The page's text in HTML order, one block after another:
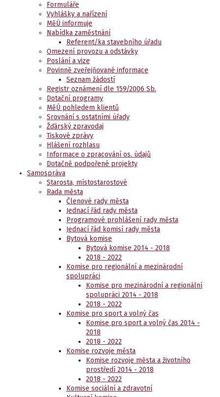
Formuláře
Vyhlášky a nařízení
MěÚ informuje
Nabídka zaměstnání
Referent/ka stavebního úřadu
Omezení provozu a odstávky
Poslání a vize
Povinně zveřejňované informace
Seznam žádostí
Registr oznámení dle 159/2006 Sb.
Dotační programy
MěÚ pohledem klientů
Srovnání s ostatními úřady
Žďárský zpravodaj
Tiskové zprávy
Hlášení rozhlasu
Informace o zpracování os. údajů
Dotačně podpořené projekty
Samospráva
Starosta, místostarostové
Rada města
Členové rady města
Jednací řád rady města
Programové prohlášení rady města
Jednací řád komisí rady města
Bytová komise
Bytová komise 2014 - 2018
2018 - 2022
Komise pro regionální a mezinárodní
spolupráci
Komise pro mezinárodní a regionální
spolupráci 2014 - 2018
2018 - 2022
Komise pro sport a volný čas
Komise pro sport a volný čas 2014 -
2018
2018 - 2022
Komise rozvoje města
Komise rozvoje města a životního
prostředí 2014 - 2018
2018 - 2022
Komise sociální a zdravotní